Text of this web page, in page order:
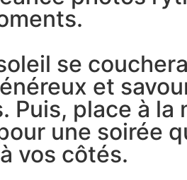
se
et
Puis, place à la
une soirée
vos côtés.